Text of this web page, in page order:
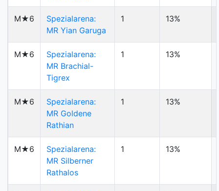
M★6
Spezialarena:
MR Yian Garuga
1 13%
M★6
Spezialarena:
MR Brachial-
Tigrex
1 13%
M★6
Spezialarena:
MR Goldene
Rathian
1 13%
M★6
Spezialarena:
MR Silberner
Rathalos
1 13%